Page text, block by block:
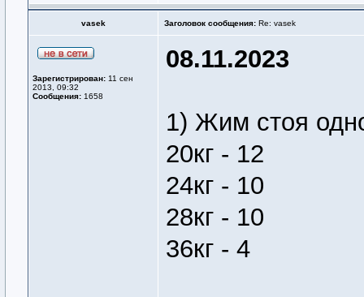
vasek Заголовок сообщения: Re: vasek
Зарегистрирован: 11 сен
2013, 09:32
Сообщения: 1658
08.11.2023
1) Жим стоя
20кг - 12
24кг - 10
28кг - 10
36кг - 4